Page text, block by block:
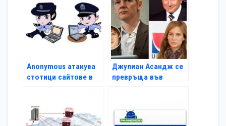
Anonymous атакува
стотици сайтове в
Джулиан Асандж се
превръща във